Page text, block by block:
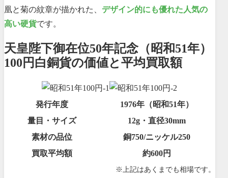
凰と菊の紋章が描かれた、 デザイン的にも優れた人気の
高い硬貨です。
天皇陛下御在位50年記念（昭和51年）
100円白銅貨の価値と平均買取額
発行年度
1976年（昭和51年）
量目・サイズ
12g・直径30mm
素材の品位
銅750/ニッケル250
買取平均額
約600円
※上記はあくまでも相場です。